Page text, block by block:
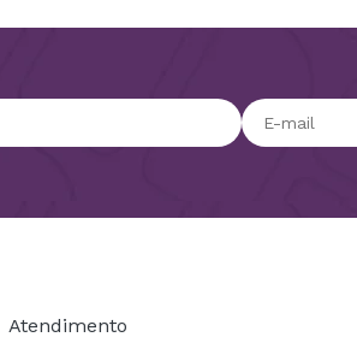
Atendimento